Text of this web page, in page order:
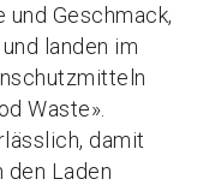
und Geschmack,
landen im
Waste».
damit
den Laden